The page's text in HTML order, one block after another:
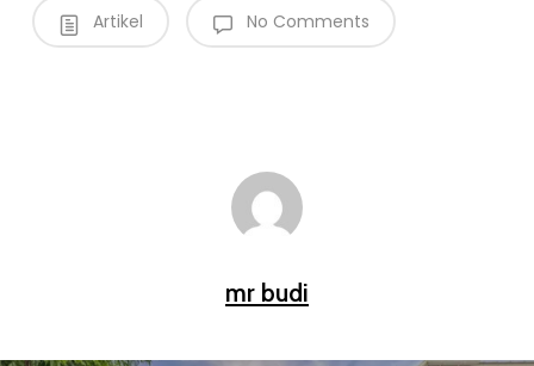
Artikel No Comments
mr budi